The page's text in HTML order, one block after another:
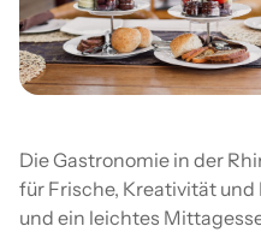
Die Gastronomie in der
für Frische, Kreativität und
und ein leichtes